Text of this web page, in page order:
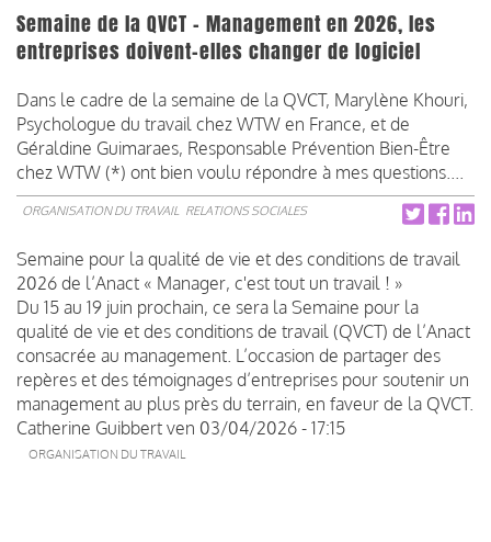
Semaine de la QVCT - Management en 2026, les
entreprises doivent-elles changer de logiciel
Dans le cadre de la semaine de la QVCT, Marylène Khouri,
Psychologue du travail chez WTW en France, et de
Géraldine Guimaraes, Responsable Prévention Bien-Être
chez WTW (*) ont bien voulu répondre à mes questions....
ORGANISATION DU TRAVAIL RELATIONS SOCIALES
Semaine pour la qualité de vie et des conditions de travail
2026 de l’Anact « Manager, c'est tout un travail ! »
Du 15 au 19 juin prochain, ce sera la Semaine pour la
qualité de vie et des conditions de travail (QVCT) de l’Anact
consacrée au management. L’occasion de partager des
repères et des témoignages d’entreprises pour soutenir un
management au plus près du terrain, en faveur de la QVCT.
Catherine Guibbert ven 03/04/2026 - 17:15
ORGANISATION DU TRAVAIL